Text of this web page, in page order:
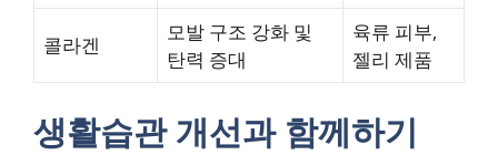
콜라겐
모발 구조 강화 및
탄력 증대
육류 피부,
젤리 제품
생활습관 개선과 함께하기